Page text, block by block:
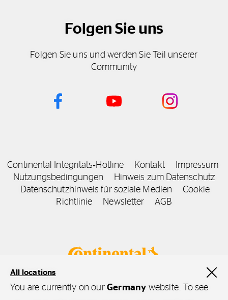
You are currently on our Germany website. To see
All locations
Folgen Sie uns
Folgen Sie uns und werden Sie Teil unserer
Community
Continental Integritäts‑Hotline Kontakt
Impressum
Nutzungsbedingungen
Hinweis zum Datenschutz
Datenschutzhinweis für soziale Medien
Cookie
Richtlinie
Newsletter AGB